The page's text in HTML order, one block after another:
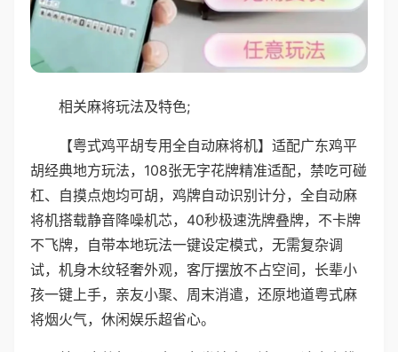
相关麻将玩法及特色;
【粤式鸡平胡专用全自动麻将机】适配广东鸡平
胡经典地方玩法，108张无字花牌精准适配，禁吃可碰
杠、自摸点炮均可胡，鸡牌自动识别计分，全自动麻
将机搭载静音降噪机芯，40秒极速洗牌叠牌，不卡牌
不飞牌，自带本地玩法一键设定模式，无需复杂调
试，机身木纹轻奢外观，客厅摆放不占空间，长辈小
孩一键上手，亲友小聚、周末消遣，还原地道粤式麻
将烟火气，休闲娱乐超省心。